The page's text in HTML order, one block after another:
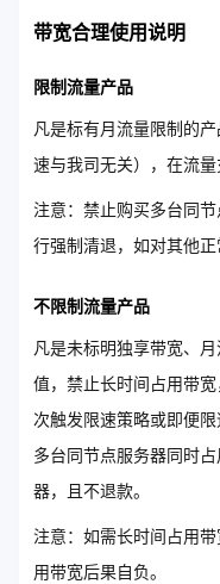
带宽合理使用说明
限制流量产品
凡是标有月流量限制的
速与我司无关），在流量
注意：禁止购买多台同
行强制清退，如对其他正
不限制流量产品
凡是未标明独享带宽、
值，禁止长时间占用带
次触发限速策略或即便
多台同节点服务器同时
器，且不退款。
注意：如需长时间占用
用带宽后果自负。